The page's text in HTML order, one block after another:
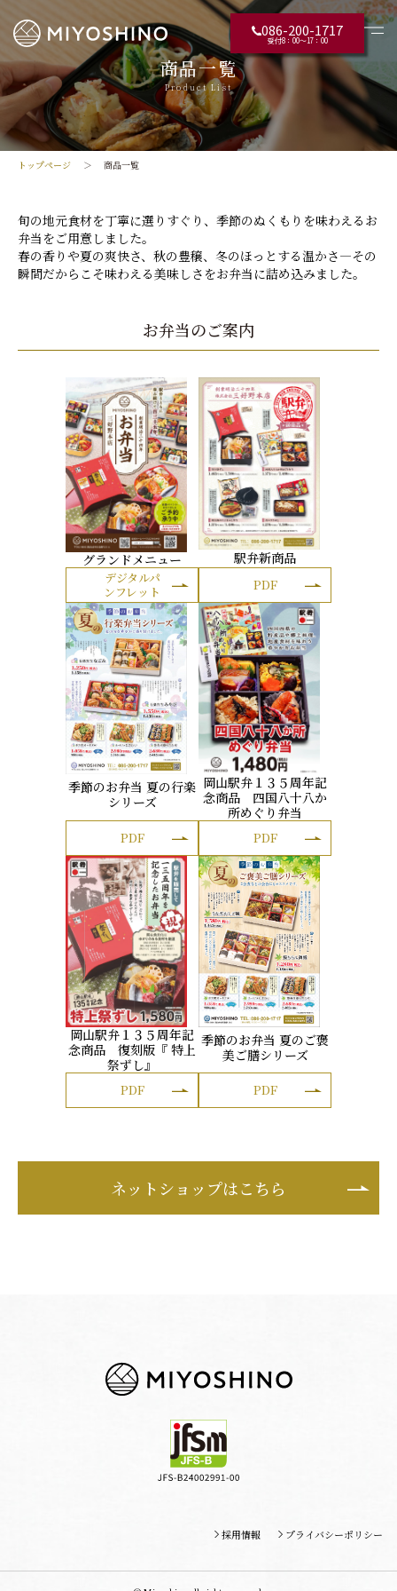
086-200-1717
受付8：00〜17：00
商品一覧
Product List
トップページ 商品一覧
旬の地元食材を丁寧に選りすぐり、季節のぬくもりを味わえるお
弁当をご用意しました。
春の香りや夏の爽快さ、秋の豊穣、冬のほっとする温かさ―その
瞬間だからこそ味わえる美味しさをお弁当に詰め込みました。
お弁当のご案内
グランドメニュー
デジタルパ
ンフレット
駅弁新商品
PDF
季節のお弁当 夏の行楽
シリーズ
PDF
岡山駅弁１３５周年記
念商品 四国八十八か
所めぐり弁当
PDF
岡山駅弁１３５周年記
念商品 復刻版『 特上
祭ずし』
PDF
季節のお弁当 夏のご褒
美ご膳シリーズ
PDF
ネットショップはこちら
採用情報 プライバシーポリシー